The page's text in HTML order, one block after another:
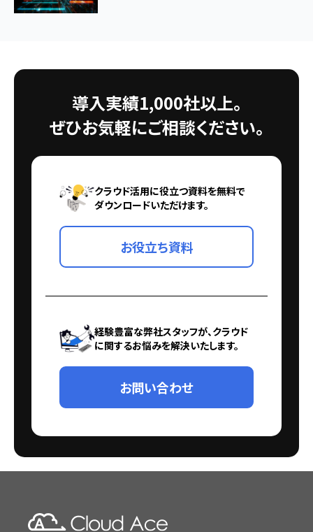
導入実績1,000社以上。
ぜひお気軽にご相談ください。
クラウド活用に役立つ資料を無料で
ダウンロードいただけます。
お役立ち資料
経験豊富な弊社スタッフが、クラウド
に関するお悩みを解決いたします。
お問い合わせ